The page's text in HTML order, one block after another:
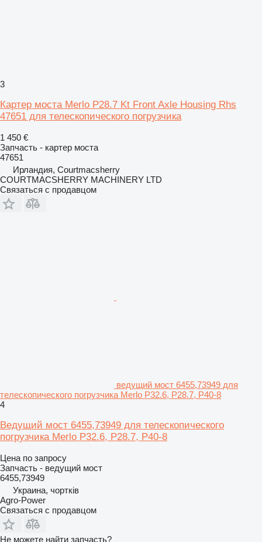
3
Картер моста Merlo P28.7 Kt Front Axle Housing Rhs
47651 для телескопического погрузчика
1 450 €
Запчасть - картер моста
47651
Ирландия, Courtmacsherry
COURTMACSHERRY MACHINERY LTD
Связаться с продавцом
ведущий мост 6455,73949 для
телескопического погрузчика Merlo P32.6, P28.7, P40-8
4
Ведущий мост 6455,73949 для телескопического
погрузчика Merlo P32.6, P28.7, P40-8
Цена по запросу
Запчасть - ведущий мост
6455,73949
Украина, чортків
Agro-Power
Связаться с продавцом
Не можете найти запчасть?